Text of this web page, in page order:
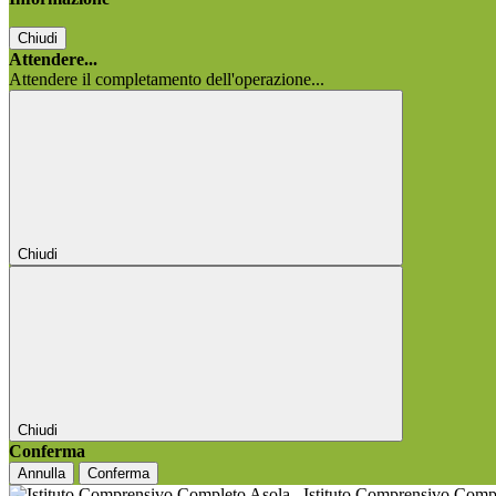
Chiudi
Attendere...
Attendere il completamento dell'operazione...
Chiudi
Chiudi
Conferma
Annulla Conferma